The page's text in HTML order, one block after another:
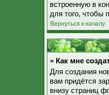
встроенную в
для того, чтобы
Вернуться к началу
» Как мне
Для создания
вам придётся
внизу страниц